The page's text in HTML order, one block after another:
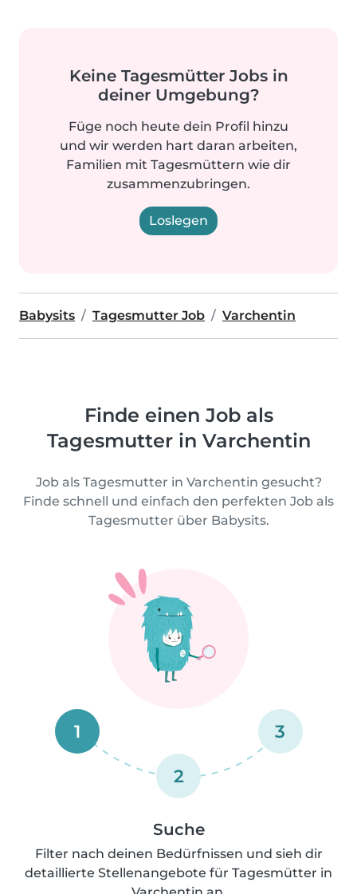
Keine Tagesmütter Jobs in
deiner Umgebung?
Füge noch heute dein Profil hinzu
und wir werden hart daran arbeiten,
Familien mit Tagesmüttern wie dir
zusammenzubringen.
Loslegen
Babysits Tagesmutter Job Varchentin
Finde einen Job als
Tagesmutter in Varchentin
Job als Tagesmutter in Varchentin gesucht?
Finde schnell und einfach den perfekten Job als
Tagesmutter über Babysits.
1
2
3
Suche
Filter nach deinen Bedürfnissen und sieh dir
detaillierte Stellenangebote für Tagesmütter in